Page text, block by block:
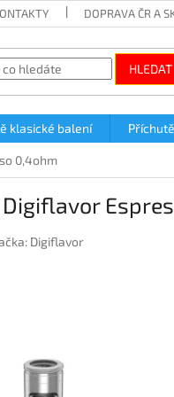
DOPRAVA ČR A
HLEDAT
klasické balení
0,4ohm
Digiflavor